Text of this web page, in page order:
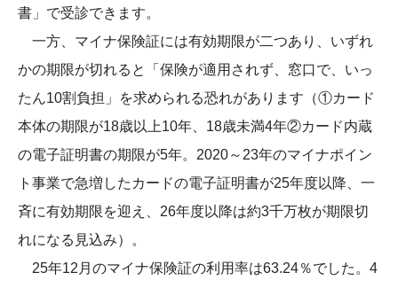
書」で受診できます。
一方、マイナ保険証には有効期限が二つあり、いずれ
かの期限が切れると「保険が適用されず、窓口で、いっ
たん10割負担」を求められる恐れがあります（①カード
本体の期限が18歳以上10年、18歳未満4年②カード内蔵
の電子証明書の期限が5年。2020～23年のマイナポイン
ト事業で急増したカードの電子証明書が25年度以降、一
斉に有効期限を迎え、26年度以降は約3千万枚が期限切
れになる見込み）。
25年12月のマイナ保険証の利用率は63.24％でした。4